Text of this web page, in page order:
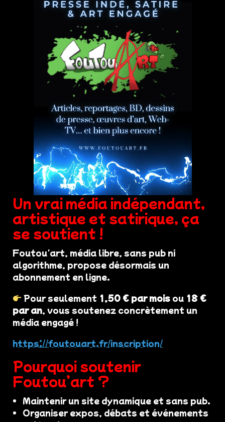
Un vrai média indépendant,
artistique et satirique, ça
se soutient !
Foutou'art, média libre, sans pub ni
algorithme, propose désormais un
abonnement en ligne.
Pour seulement 1,50 € par mois ou 18 €
par an, vous soutenez concrètement un
média engagé !
https://foutouart.fr/inscription/
Pourquoi soutenir
Foutou’art ?
Maintenir un site dynamique et sans pub.
Organiser expos, débats et événements